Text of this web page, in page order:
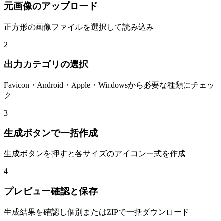
元画像のアップロード
正方形の画像ファイルを選択して読み込み
2
出力カテゴリの選択
Favicon・Android・Apple・Windowsから必要な種類にチェッ
ク
3
生成ボタンで一括作成
生成ボタンを押すと各サイズのアイコン一式を作成
4
プレビュー確認と保存
生成結果を確認し個別またはZIPで一括ダウンロード